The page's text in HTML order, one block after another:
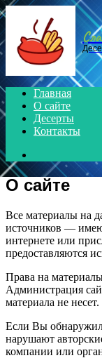
Menu
Главная
О сайте
Десерты
Контакты
О сайте
Все материалы на
источников —
интернете или
предоставляются
Права на
Администрация
материала не несет.
Если Вы
нарушают
компании или